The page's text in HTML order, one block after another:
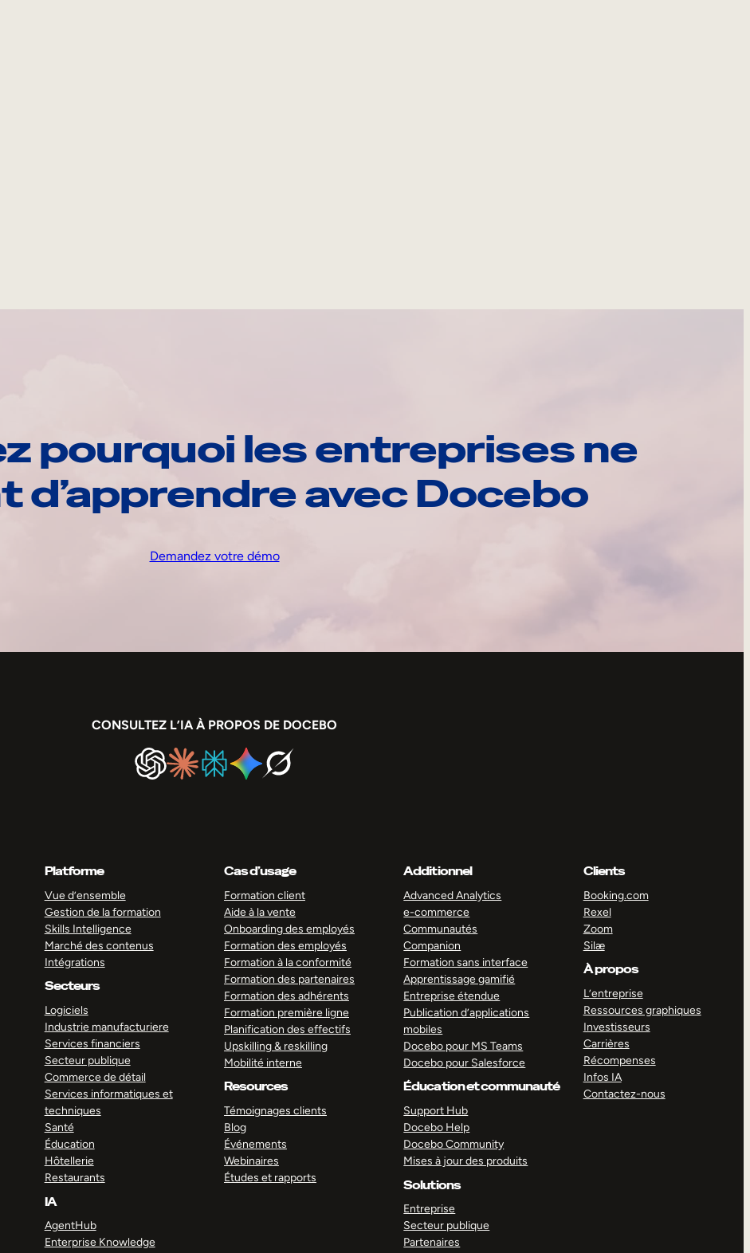
pourquoi les entreprises ne
d’apprendre avec Docebo
Demandez votre démo
CONSULTEZ L’IA À PROPOS DE DOCEBO
Platforme
Vue d’ensemble
Gestion de la formation
Skills Intelligence
Marché des contenus
Intégrations
Secteurs
Logiciels
Industrie manufacturiere
Services financiers
Secteur publique
Commerce de détail
Services informatiques et
techniques
Santé
Éducation
Hôtellerie
Restaurants
IA
AgentHub
Enterprise Knowledge
Cas d’usage
Formation client
Aide à la vente
Onboarding des employés
Formation des employés
Formation à la conformité
Formation des partenaires
Formation des adhérents
Formation première ligne
Planification des effectifs
Upskilling & reskilling
Mobilité interne
Resources
Témoignages clients
Blog
Événements
Webinaires
Études et rapports
Additionnel
Advanced Analytics
e-commerce
Communautés
Companion
Formation sans interface
Apprentissage gamifié
Entreprise étendue
Publication d’applications
mobiles
Docebo pour MS Teams
Docebo pour Salesforce
Éducation et communauté
Support Hub
Docebo Help
Docebo Community
Mises à jour des produits
Solutions
Entreprise
Secteur publique
Partenaires
Clients
Booking.com
Rexel
Zoom
Silæ
À propos
L’entreprise
Ressources graphiques
Investisseurs
Carrières
Récompenses
Infos IA
Contactez-nous